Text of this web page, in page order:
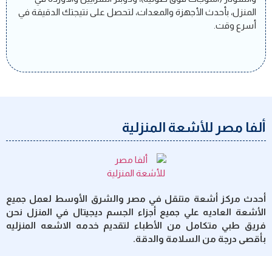
المنزل، بأحدث الأجهزة والمعدات، لتحصل على نتيجتك الدقيقة في
أسرع وقت.
ألفا مصر للأشعة المنزلية
أحدث مركز أشعة متنقل في مصر والشرق الأوسط لعمل جميع
الأشعة العاديه علي جميع أجزاء الجسم ديجيتال في المنزل نحن
فريق طبي متكامل من الأطباء لتقديم خدمه الاشعه المنزليه
بأقصى درجة من السلامة والدقة.